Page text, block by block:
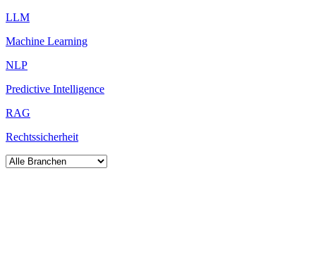
LLM
Machine Learning
NLP
Predictive Intelligence
RAG
Rechtssicherheit